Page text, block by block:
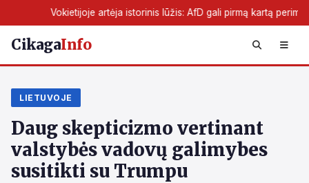
artėja istorinis lūžis: AfD gali pirmą kartą perimti žemės valdžią
CikagaInfo
LIETUVOJE
Daug skepticizmo vertinant
valstybės vadovų galimybes
susitikti su Trumpu